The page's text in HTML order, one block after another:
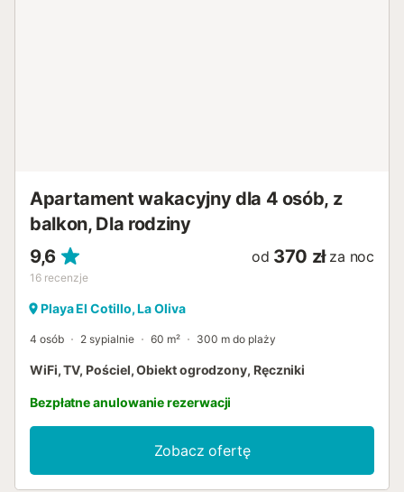
Apartament wakacyjny dla 4 osób, z
balkon, Dla rodziny
9,6
16 recenzje
od 370 zł za noc
Playa El Cotillo, La Oliva
4 osób 2 sypialnie 60 m² 300 m do plaży
WiFi, TV, Pościel, Obiekt ogrodzony, Ręczniki
Bezpłatne anulowanie rezerwacji
Zobacz ofertę